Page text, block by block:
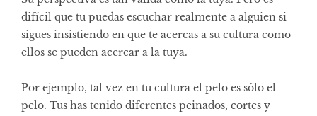
difícil que tu puedas escuchar realmente a alguien si
sigues insistiendo en que te acercas a su cultura como
ellos se pueden acercar a la tuya.
Por ejemplo, tal vez en tu cultura el pelo es sólo el
pelo. Tus has tenido diferentes peinados, cortes y